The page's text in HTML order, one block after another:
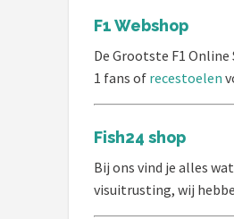
Alle merken →
F1 Webshop
De Grootste F1
1 fans of recestoelen
Fish24 shop
Bij ons vind je alles
visuitrusting, wij